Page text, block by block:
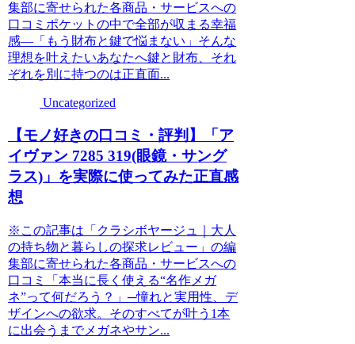
集部に寄せられた各商品・サービスへの
口コミポケットの中で全部が収まる幸福
感―「もう財布と鍵で悩まない」そんな
理想を叶えたいあなたへ鍵と財布、それ
ぞれを別に持つのは正直面...
Uncategorized
【モノ好きの口コミ・評判】「ア
イヴァン 7285 319(眼鏡・サング
ラス)」を実際に使ってみた正直感
想
※この記事は「クラシボヤージュ｜大人
の持ち物と暮らしの探求レビュー」の編
集部に寄せられた各商品・サービスへの
口コミ「本当に長く使える“名作メガ
ネ”って何だろう？」─憧れと実用性、デ
ザインへの欲求。そのすべてが叶う1本
に出会うまでメガネやサン...